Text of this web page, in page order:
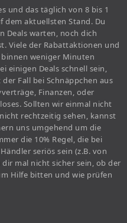
und das täglich von 8 bis 1
dem aktuellsten Stand. Du
Deals warten, noch dich
Viele der Rabattaktionen und
weniger Minuten
einigen Deals schnell sein,
Fall bei Schnäppchen aus
Finanzen, oder
Sollten wir einmal nicht
rechtzeitig sehen, kannst
uns umgehend um die
die 10% Regel, die bei
seriös sein (z.B. von
mal nicht sicher sein, ob der
Hilfe bitten und wie prüfen